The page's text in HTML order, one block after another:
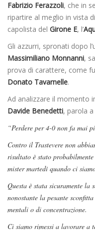
Fabrizio Ferazzoli, che in
ripartire al meglio in vista
capolista del Girone E, l’
Gli azzurri, spronati dopo
Massimiliano Monnanni,
prova di carattere, come
Donato Tavarnelle.
Ad analizzare il momento
Davide Benedetti, parola a
“Perdere per 4-0 non fa mai
Contro il Trastevere non
risultato è stato
mister martedì quando ci
Questa è stata sicuramente
nonostante la pesante
mentali o di concentrazione.
Ci siamo rimessi a lavorare a